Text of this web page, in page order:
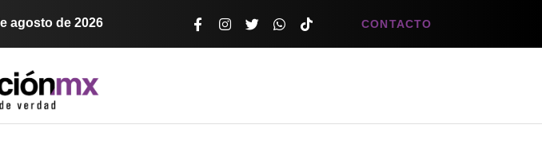
agosto de 2026 CONTACTO